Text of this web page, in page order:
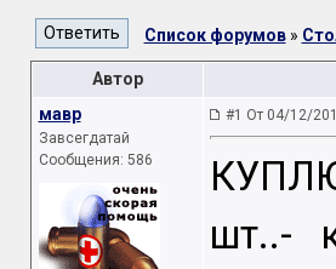
Список форумов»
Автор
мавр
Завсегдатай
Сообщения: 586
#1 От 04/12/
шт..-